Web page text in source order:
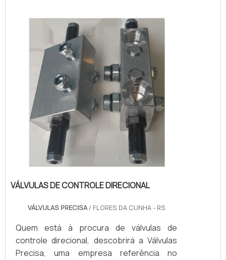
benefício e atendimento eficaz em todo o
VÁLVULAS DE CONTROLE DIRECIONAL
VÁLVULAS PRECISA/ FLORES DA CUNHA - RS
Quem está à procura de válvulas de
controle direcional, descobrirá a Válvulas
Precisa, uma empresa referência no